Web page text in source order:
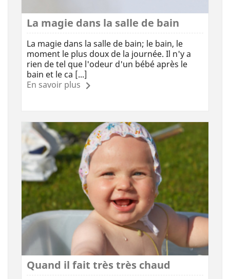
La magie dans la salle de bain
La magie dans la salle de bain; le bain, le
moment le plus doux de la journée. Il n'y a
rien de tel que l'odeur d'un bébé après le
bain et le ca [...]
En savoir plus
Quand il fait très très chaud